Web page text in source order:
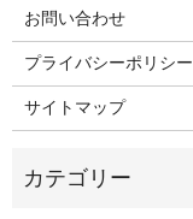
お問い合わせ
プライバシーポリシー
サイトマップ